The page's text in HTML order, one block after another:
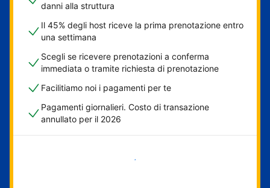
danni alla struttura
Il 45% degli host riceve la prima prenotazione entro
una settimana
Scegli se ricevere prenotazioni a conferma
immediata o tramite richiesta di prenotazione
Facilitiamo noi i pagamenti per te
Pagamenti giornalieri. Costo di transazione
annullato per il 2026
Inizia ora